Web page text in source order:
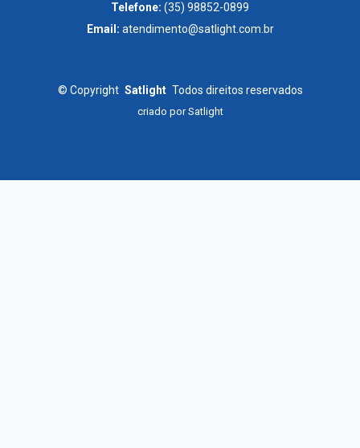
Telefone: (35) 98852-0899
Email: atendimento@satlight.com.br
© Copyright Satlight Todos direitos reservados
criado porSatlight